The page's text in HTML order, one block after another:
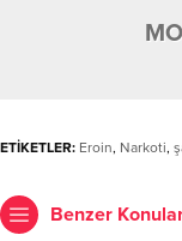
ETİKETLER: Eroin, Narkoti,
Benzer